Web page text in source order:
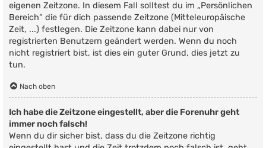
eigenen Zeitzone. In diesem Fall solltest du im „Persönlichen
Bereich“ die für dich passende Zeitzone (Mitteleuropäische
Zeit, ...) festlegen. Die Zeitzone kann dabei nur von
registrierten Benutzern geändert werden. Wenn du noch
nicht registriert bist, ist dies ein guter Grund, dies jetzt zu
tun.
Nach oben
Ich habe die Zeitzone eingestellt, aber die Forenuhr geht
immer noch falsch!
Wenn du dir sicher bist, dass du die Zeitzone richtig